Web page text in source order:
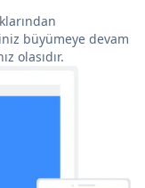
büyümeye devam
olasıdır.